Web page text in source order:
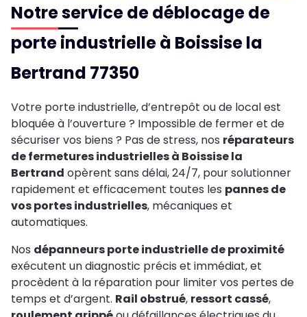
Notre service de déblocage de
porte industrielle à Boissise la
Bertrand 77350
Votre porte industrielle, d’entrepôt ou de local est
bloquée à l’ouverture ? Impossible de fermer et de
sécuriser vos biens ? Pas de stress, nos réparateurs
de fermetures industrielles à Boissise la
Bertrand opèrent sans délai, 24/7, pour solutionner
rapidement et efficacement toutes les pannes de
vos portes industrielles, mécaniques et
automatiques.
Nos dépanneurs porte industrielle de proximité
exécutent un diagnostic précis et immédiat, et
procèdent à la réparation pour limiter vos pertes de
temps et d’argent. Rail obstrué, ressort cassé,